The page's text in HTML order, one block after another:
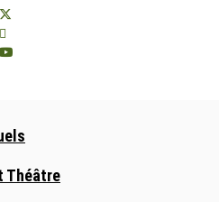
Théâtre